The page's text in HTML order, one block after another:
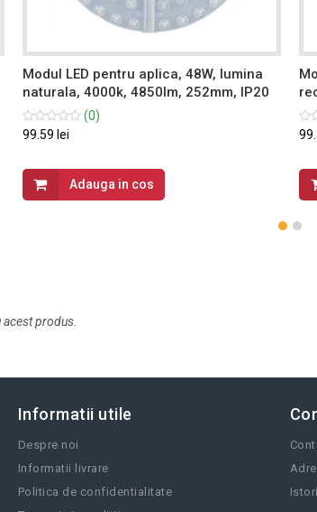
Modul LED pentru aplica, 48W, lumina
naturala, 4000k, 4850lm, 252mm, IP20
(0)
99.59 lei
Adauga in cos
produs.
Informatii utile
Despre noi
Informatii livrare
Politica de confidentialitate